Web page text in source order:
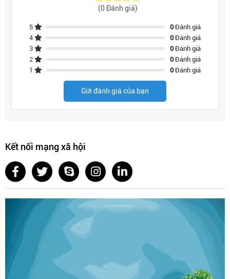
(0 Đánh giá)
5 0Đánh giá
4
0Đánh giá
3
0Đánh giá
2
0Đánh giá
1
0Đánh giá
Gửi đánh giá của bạn
Kết nối mạng xã hội